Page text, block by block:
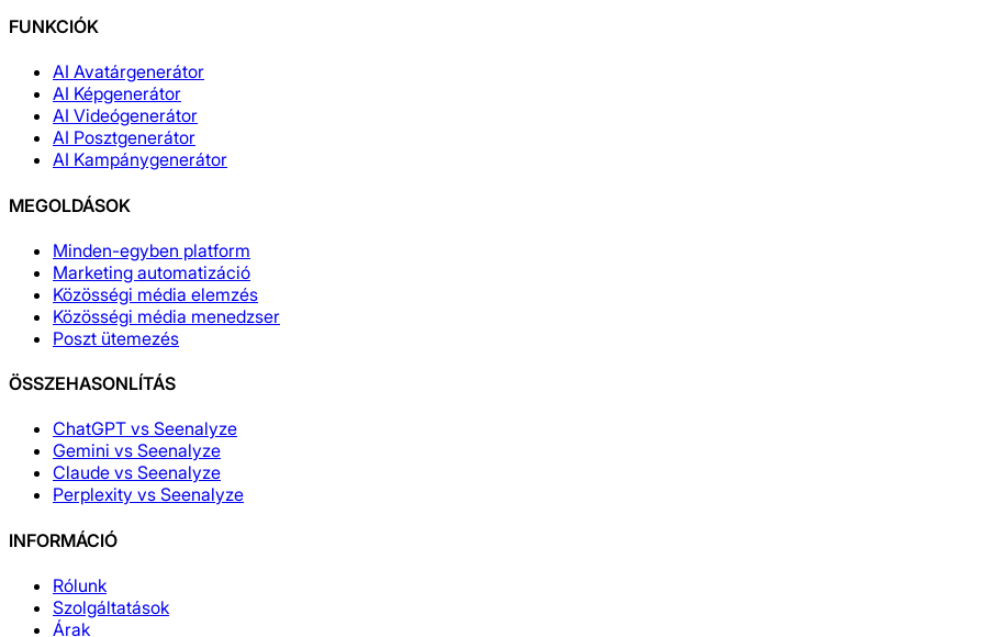
FUNKCIÓK
AI Avatárgenerátor
AI Képgenerátor
AI Videógenerátor
AI Posztgenerátor
AI Kampánygenerátor
MEGOLDÁSOK
Minden-egyben platform
Marketing automatizáció
Közösségi média elemzés
Közösségi média menedzser
Poszt ütemezés
ÖSSZEHASONLÍTÁS
ChatGPT vs Seenalyze
Gemini vs Seenalyze
Claude vs Seenalyze
Perplexity vs Seenalyze
INFORMÁCIÓ
Rólunk
Szolgáltatások
Árak